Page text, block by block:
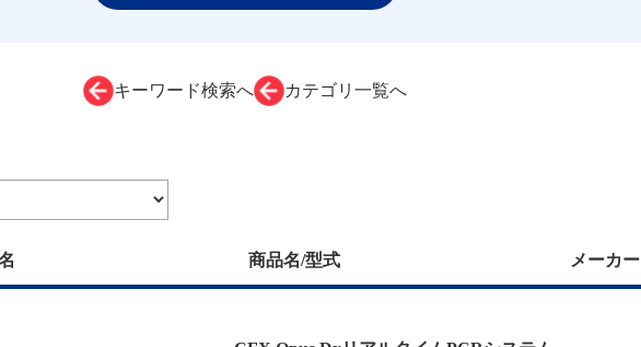
キーワード検索へ カテゴリ一覧へ
商品名/型式 メーカー